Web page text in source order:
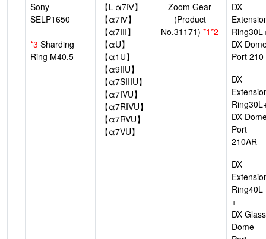
Sony
SELP1650
*3 Sharding
Ring M40.5
【L-α7Ⅳ】
【α7Ⅳ】
【α7III】
【αU】
【α1U】
【α9IIU】
【α7SIIIU】
【α7IVU】
【α7RIVU】
【α7RVU】
【α7VU】
Zoom Gear
(Product
No.31171) *1*2
DX
DX
Port 210
DX
DX
Port
210AR
DX
Ring40L
+
DX Glass
Dome